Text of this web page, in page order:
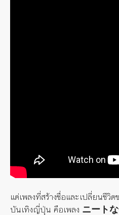
แต่เพลงที่สร้างชื่อและเปลี่ยนชีวิ
บันเทิงญี่ปุ่น คือเพลง ニート